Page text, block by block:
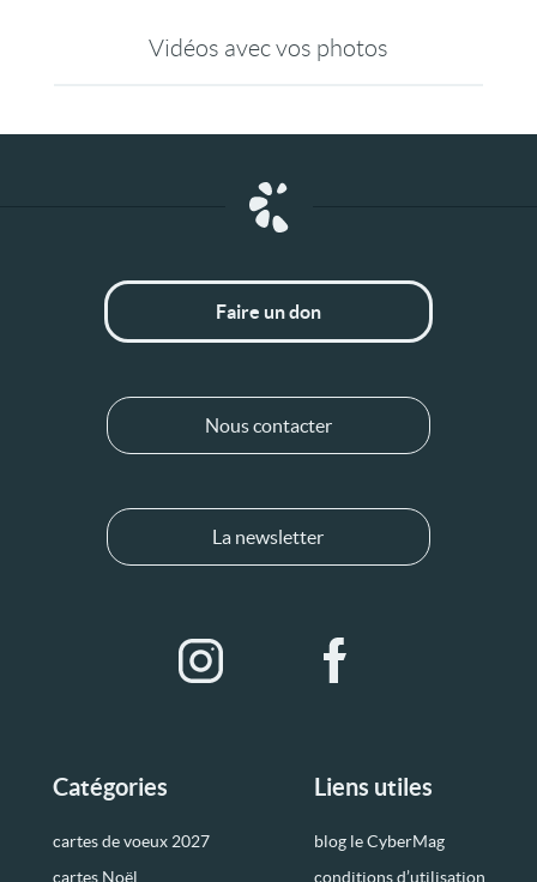
Vidéos avec vos photos
Catégories
cartes de voeux 2027
cartes Noël
Liens utiles
blog le CyberMag
conditions d’utilisation
Faire un don
Nous contacter
La newsletter